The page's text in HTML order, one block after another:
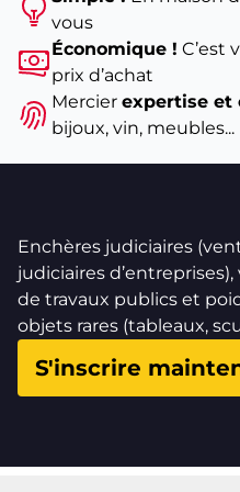
technologies, le X1 s’est
La gamme U11 avec ses
les conducteurs
environnementaux.
Acheter un BMW X1
un amoureux de la
route ou le temps,
l’adaptabilité d’unBMW
Mercier Auto vous
BMW X1 d’occasion
Vous avez toujours rêvé
Auto présente tous ses
vous
Économique ! C’est
prix d’achat
Mercier expertise et
bijoux, vin, meubles...
Enchères judiciaires
judiciaires
de travaux publics et
objets rares (tableaux,
S'inscrire